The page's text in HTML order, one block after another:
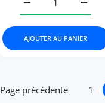
Augmenter la
AJOUTER AU PANIER
Page précédente 1